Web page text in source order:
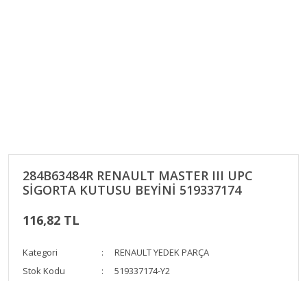
284B63484R RENAULT MASTER III UPC
SİGORTA KUTUSU BEYİNİ 519337174
116,82 TL
Kategori
RENAULT YEDEK PARÇA
Stok Kodu
519337174-Y2